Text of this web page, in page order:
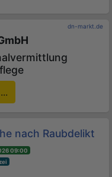
dn-markt.de
nach Raubdelikt
09:00